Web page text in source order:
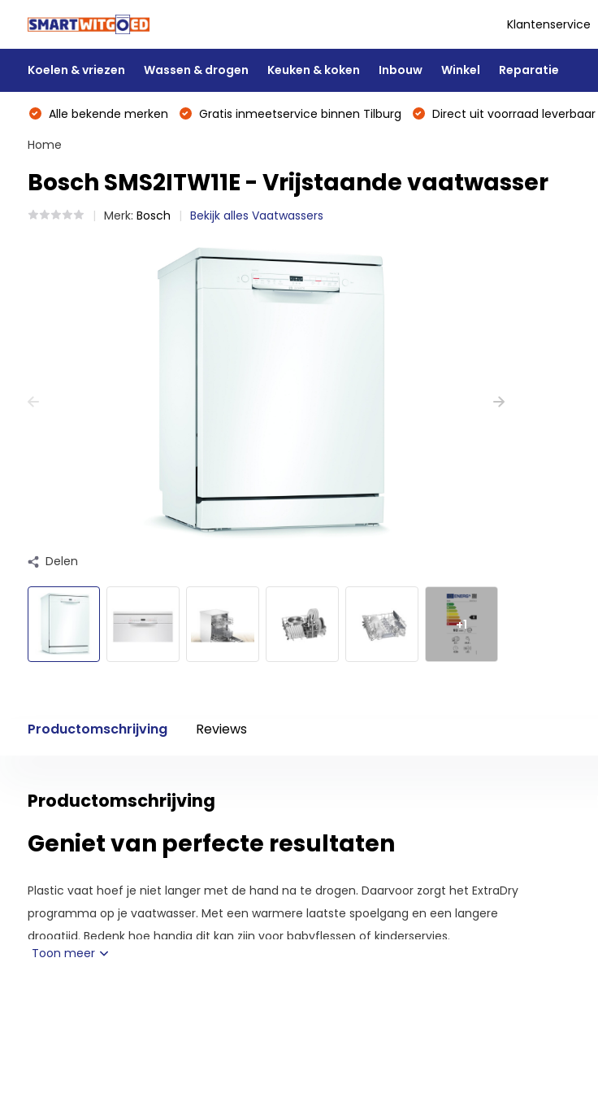
Klantenservice
Koelen & vriezen Wassen & drogen Keuken & koken Inbouw Winkel Reparatie
Alle bekende merken Gratis inmeetservice binnen Tilburg
Direct uit voorraad leverbaar
Home
Bosch SMS2ITW11E - Vrijstaande vaatwasser
Merk: Bosch Bekijk alles Vaatwassers
Delen
+1
Productomschrijving Reviews
Productomschrijving
Geniet van perfecte resultaten
Plastic vaat hoef je niet langer met de hand na te drogen. Daarvoor zorgt het ExtraDry
programma op je vaatwasser. Met een warmere laatste spoelgang en een langere
droogtijd. Bedenk hoe handig dit kan zijn voor babyflessen of kinderservies.
Toon meer